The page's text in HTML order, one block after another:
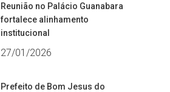
Reunião no Palácio Guanabara
fortalece alinhamento
institucional
27/01/2026
Prefeito de Bom Jesus do